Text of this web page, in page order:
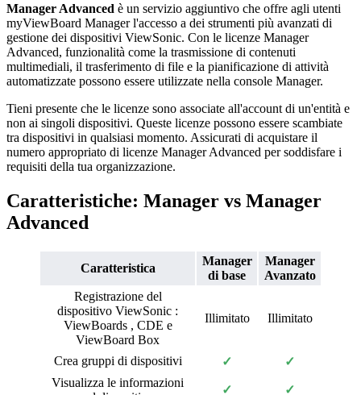
Manager Advanced è un servizio aggiuntivo che offre agli utenti
myViewBoard Manager l'accesso a dei strumenti più avanzati di
gestione dei dispositivi ViewSonic. Con le licenze Manager
Advanced, funzionalità come la trasmissione di contenuti
multimediali, il trasferimento di file e la pianificazione di attività
automatizzate possono essere utilizzate nella console Manager.
Tieni presente che le licenze sono associate all'account di un'entità e
non ai singoli dispositivi. Queste licenze possono essere scambiate
tra dispositivi in qualsiasi momento. Assicurati di acquistare il
numero appropriato di licenze Manager Advanced per soddisfare i
requisiti della tua organizzazione.
Caratteristiche: Manager vs Manager
Advanced
Caratteristica
Manager
di base
Manager
Avanzato
Registrazione del
dispositivo ViewSonic :
ViewBoards , CDE e
ViewBoard Box
Illimitato Illimitato
Crea gruppi di dispositivi ✓
✓
Visualizza le informazioni
✓ ✓